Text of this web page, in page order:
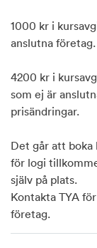
1000 kr i
anslutna företag.
4200 kr i
som ej är
prisändringar.
Det går att boka
för logi
själv på plats.
Kontakta TYA
företag.